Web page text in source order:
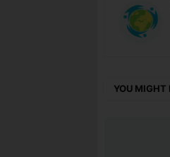
YOU MIGHT